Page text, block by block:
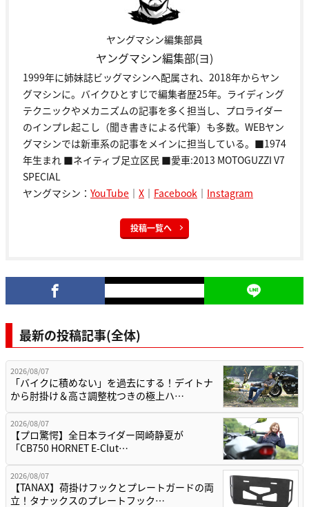
ヤングマシン編集部員
ヤングマシン編集部(ヨ)
1999年に姉妹誌ビッグマシンへ配属され、2018年からヤン
グマシンに。バイクひとすじで編集者歴25年。ライディング
テクニックやメカニズムの記事を多く担当し、プロライダー
のインプレ起こし（聞き書きによる代筆）も多数。WEBヤン
グマシンでは新車系の記事をメインに担当している。■1974
年生まれ ■ネイティブ足立区民 ■愛車:2013 MOTOGUZZI V7
SPECIAL
ヤングマシン： YouTube ｜ X ｜ Facebook ｜ Instagram
投稿一覧へ
最新の投稿記事(全体)
2026/08/07
「バイクに積めない」を過去にする！デイトナ
から肘掛け＆高さ調整枕つきの極上ハ…
2026/08/07
【プロ驚愕】全日本ライダー岡崎静夏が
「CB750 HORNET E-Clut…
2026/08/07
【TANAX】荷掛けフックとプレートガードの両
立！タナックスのプレートフック…